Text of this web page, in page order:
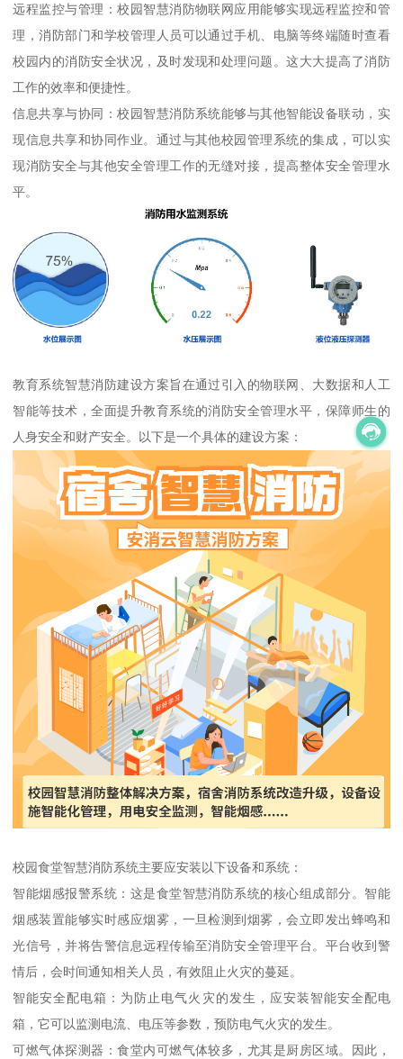
远程监控与管理：校园智慧消防物联网应用能够实现远程监控和管
理，消防部门和学校管理人员可以通过手机、电脑等终端随时查看
校园内的消防安全状况，及时发现和处理问题。这大大提高了消防
工作的效率和便捷性。
信息共享与协同：校园智慧消防系统能够与其他智能设备联动，实
现信息共享和协同作业。通过与其他校园管理系统的集成，可以实
现消防安全与其他安全管理工作的无缝对接，提高整体安全管理水
平。
教育系统智慧消防建设方案旨在通过引入的物联网、大数据和人工
智能等技术，全面提升教育系统的消防安全管理水平，保障师生的
人身安全和财产安全。以下是一个具体的建设方案：
校园食堂智慧消防系统主要应安装以下设备和系统：
智能烟感报警系统：这是食堂智慧消防系统的核心组成部分。智能
烟感装置能够实时感应烟雾，一旦检测到烟雾，会立即发出蜂鸣和
光信号，并将告警信息远程传输至消防安全管理平台。平台收到警
情后，会时间通知相关人员，有效阻止火灾的蔓延。
智能安全配电箱：为防止电气火灾的发生，应安装智能安全配电
箱，它可以监测电流、电压等参数，预防电气火灾的发生。
可燃气体探测器：食堂内可燃气体较多，尤其是厨房区域。因此，